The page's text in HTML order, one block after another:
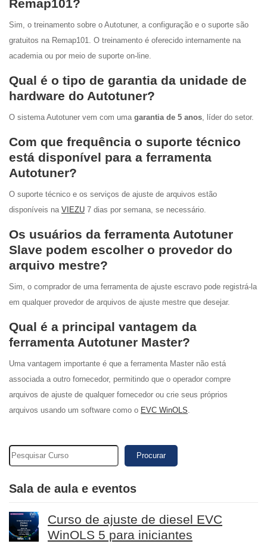
Remap101?
Sim, o treinamento sobre o Autotuner, a configuração e o suporte são
gratuitos na Remap101. O treinamento é oferecido internamente na
academia ou por meio de suporte on-line.
Qual é o tipo de garantia da unidade de
hardware do Autotuner?
O sistema Autotuner vem com uma garantia de 5 anos , líder do setor.
Com que frequência o suporte técnico
está disponível para a ferramenta
Autotuner?
O suporte técnico e os serviços de ajuste de arquivos estão
disponíveis na VIEZU 7 dias por semana, se necessário.
Os usuários da ferramenta Autotuner
Slave podem escolher o provedor do
arquivo mestre?
Sim, o comprador de uma ferramenta de ajuste escravo pode registrá-la
em qualquer provedor de arquivos de ajuste mestre que desejar.
Qual é a principal vantagem da
ferramenta Autotuner Master?
Uma vantagem importante é que a ferramenta Master não está
associada a outro fornecedor, permitindo que o operador compre
arquivos de ajuste de qualquer fornecedor ou crie seus próprios
arquivos usando um software como o EVC WinOLS
Procurar
Sala de aula e eventos
Curso de ajuste de diesel EVC
WinOLS 5 para iniciantes